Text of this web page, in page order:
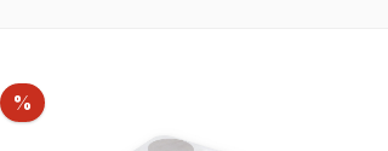
% Rabatt